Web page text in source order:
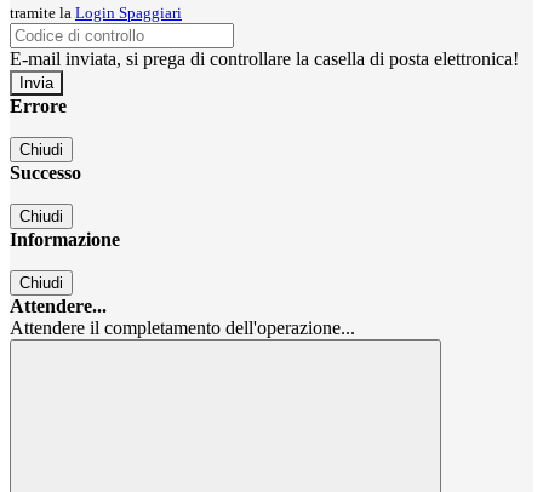
tramite la Login Spaggiari
E-mail inviata, si prega di controllare la casella di posta elettronica!
Errore
Chiudi
Successo
Chiudi
Informazione
Chiudi
Attendere...
Attendere il completamento dell'operazione...